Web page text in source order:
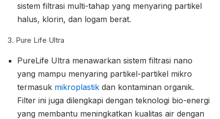
sistem filtrasi multi-tahap yang menyaring partikel
halus, klorin, dan logam berat.
3. Pure Life Ultra
PureLife Ultra menawarkan sistem filtrasi nano
yang mampu menyaring partikel-partikel mikro
termasuk mikroplastik dan kontaminan organik.
Filter ini juga dilengkapi dengan teknologi bio-energi
yang membantu meningkatkan kualitas air dengan